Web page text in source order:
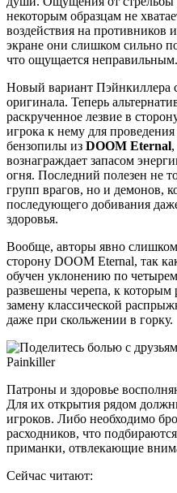
некоторым образцам не
воздействия на противников
экране они слишком сильно
что ощущается неправильным.
Новый вариант Пэйнкиллера
оригинала. Теперь
раскрученное лезвие в
игрока к нему для
бензопилы из DOOM Eternal
вознаграждает запасом
огня. Последний полезен не
групп врагов, но и демонов,
последующего добивания
здоровья.
Вообще, авторы явно
сторону DOOM Eternal, так
обучен уклонению по
развешены черепа, к которым
замену классической
даже при скольжении в горку.
Патроны и здоровье
Для их открытия рядом
игроков. Либо необходимо
расходников, что
приманки, отвлекающие
Сейчас читают: